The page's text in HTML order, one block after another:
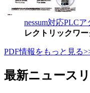
nessum対応PLC
レクトリックワ
PDF情報をもっと見る
最新ニュース